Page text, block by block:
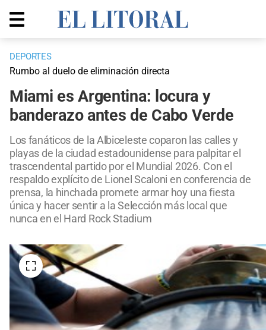
DEPORTES
Rumbo al duelo de eliminación directa
Miami es Argentina: locura y
banderazo antes de Cabo Verde
Los fanáticos de la Albiceleste coparon las calles y
playas de la ciudad estadounidense para palpitar el
trascendental partido por el Mundial 2026. Con el
respaldo explícito de Lionel Scaloni en conferencia de
prensa, la hinchada promete armar hoy una fiesta
única y hacer sentir a la Selección más local que
nunca en el Hard Rock Stadium